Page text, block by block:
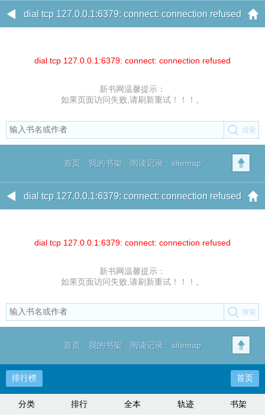
dial tcp 127.0.0.1:6379: connect: connection refused
dial tcp 127.0.0.1:6379: connect: connection refused
新书网温馨提示：
如果页面访问失败,请刷新重试！！！。
首页 我的书架 阅读记录 sitemap
dial tcp 127.0.0.1:6379: connect: connection refused
dial tcp 127.0.0.1:6379: connect: connection refused
新书网温馨提示：
如果页面访问失败,请刷新重试！！！。
首页 我的书架 阅读记录 sitemap
排行榜 首页
分类 排行 全本 轨迹 书架